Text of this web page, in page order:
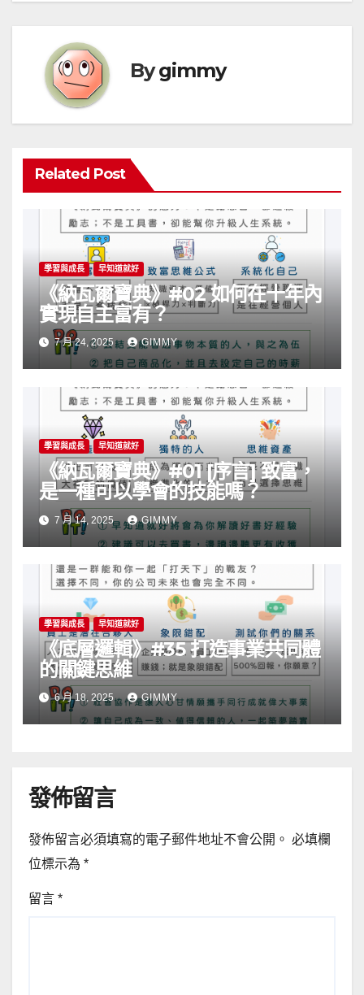
覽
Bygimmy
Related Post
學習與成長 早知道就好
《納瓦爾寶典》#02 如何在十年內
實現自主富有？
7 月 24, 2025 GIMMY
學習與成長 早知道就好
《納瓦爾寶典》#01 [序言] 致富，
是一種可以學會的技能嗎？
7 月 14, 2025 GIMMY
學習與成長 早知道就好
《底層邏輯》#35 打造事業共同體
的關鍵思維
6 月 18, 2025 GIMMY
發佈留言
發佈留言必須填寫的電子郵件地址不會公開。 必填欄
位標示為 *
留言 *